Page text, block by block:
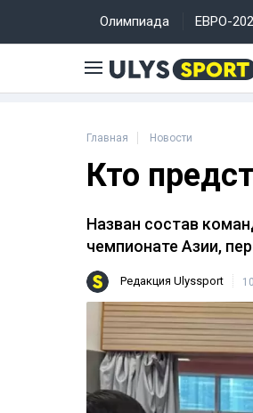
Олимпиада ЕВРО-
Главная Новости
Кто
Назван состав
чемпионате Азии,
Редакция Ulyssport